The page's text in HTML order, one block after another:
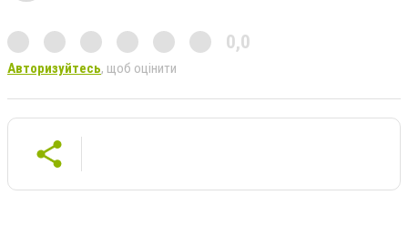
0,0
Авторизуйтесь, щоб оцінити